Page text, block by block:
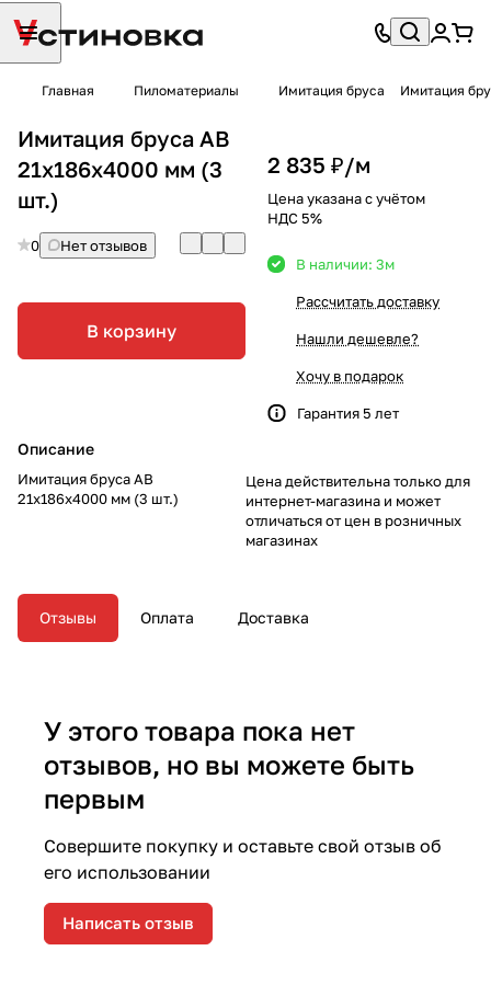
Главная Пиломатериалы Имитация бруса Имитация
Имитация бруса АВ
21х186х4000 мм (3
шт.)
0 Нет отзывов
В корзину
Описание
Имитация бруса АВ
21х186х4000 мм (3 шт.)
2 835 ₽/м
Цена указана с учётом
НДС 5%
В наличии: 3м
Рассчитать доставку
Нашли дешевле?
Хочу в подарок
Гарантия 5 лет
Цена действительна только для
интернет-магазина и может
отличаться от цен в розничных
магазинах
Отзывы Оплата Доставка
У этого товара пока нет
отзывов, но вы можете быть
первым
Совершите покупку и оставьте свой отзыв об
его использовании
Написать отзыв